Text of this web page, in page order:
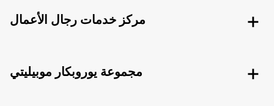
مركز خدمات رجال الأعمال
مجموعة يوروبكار موبيليتي